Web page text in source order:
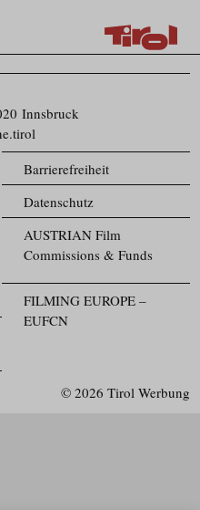
Innsbruck
Barrierefreiheit
Datenschutz
AUSTRIAN Film
Commissions & Funds
FILMING EUROPE –
EUFCN
© 2026 Tirol Werbung